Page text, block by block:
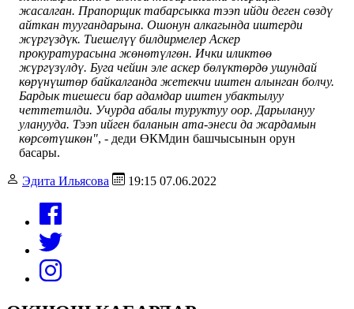
жасалган. Прапорщик табарсыкка тээп ийди деген сөздү
айткан туугандарына. Ошонун алкагында иштерди
жүргүздүк. Тиешелүү билдирмелер Аскер
прокуратурасына жөнөтүлгөн. Ички иликтөө
жүргүзүлдү. Буга чейин эле аскер бөлүктөрдө ушундай
көрүнүштөр байкалганда жетекчи иштен алынган болчу.
Бардык тиешеси бар адамдар иштен убактылуу
четтетилди. Учурда абалы туруктуу оор. Дарылануу
уланууда. Тээп ийген баланын ата-энеси да жардамын
көрсөтүшкөн", - деди ӨКМдин башчысынын орун
басары.
Эдита Ильясова 19:15 07.06.2022